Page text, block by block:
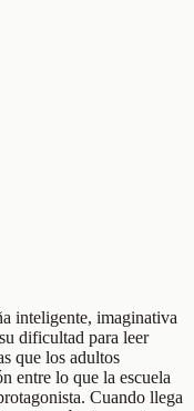
inteligente, imaginativa
dificultad para leer
que los adultos
entre lo que la escuela
Cuando llega